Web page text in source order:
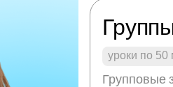
Групповые
уроки по 50